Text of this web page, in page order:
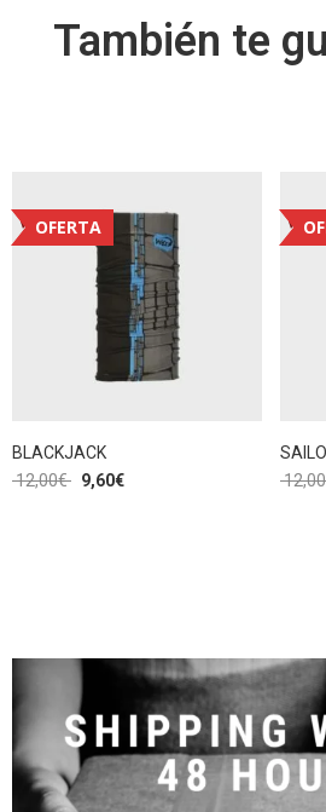
También te
OFERTA
BLACKJACK
12,00€ 9,60€
12,00